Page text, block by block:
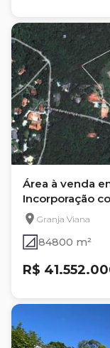
Área à venda
Incorporação
Granja Viana
84800 m²
R$